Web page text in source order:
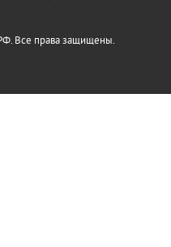
Все права защищены.